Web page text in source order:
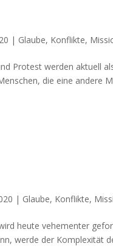
| Glaube, Konflikte,
Protest wer­den aktuell
die eine andere
| Glaube, Konflikte,
heute vehe­menter
werde der Kom­plex­ität